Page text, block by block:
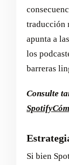
traducción
apunta a
los
barreras
Consulte
Spotify
Si bien